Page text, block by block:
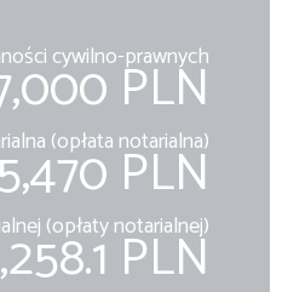
cywilno-prawnych
PLN
(opłata notarialna)
PLN
(opłaty notarialnej)
PLN